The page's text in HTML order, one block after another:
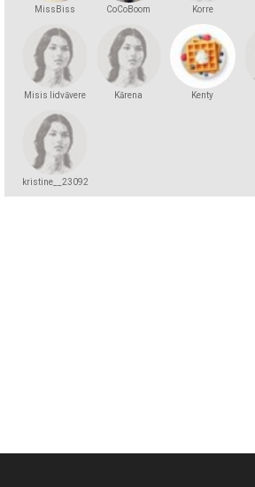
MissBiss CoCoBoom Korre
Misis lidvāvere Kārena Kenty
kristine__23092